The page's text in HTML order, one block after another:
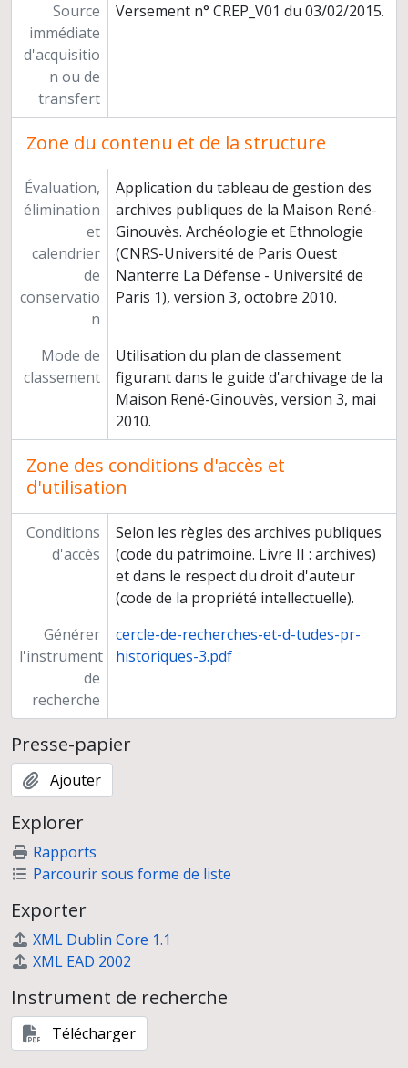
Source
immédiate
d'acquisitio
n ou de
transfert
Versement n° CREP_V01 du 03/02/2015.
Zone du contenu et de la structure
Évaluation,
élimination
et
calendrier
de
conservatio
n
Application du tableau de gestion des
archives publiques de la Maison René-
Ginouvès. Archéologie et Ethnologie
(CNRS-Université de Paris Ouest
Nanterre La Défense - Université de
Paris 1), version 3, octobre 2010.
Mode de
classement
Utilisation du plan de classement
figurant dans le guide d'archivage de la
Maison René-Ginouvès, version 3, mai
2010.
Zone des conditions d'accès et
d'utilisation
Conditions
d'accès
Selon les règles des archives publiques
(code du patrimoine. Livre II : archives)
et dans le respect du droit d'auteur
(code de la propriété intellectuelle).
Générer
l'instrument
de
recherche
cercle-de-recherches-et-d-tudes-pr-
historiques-3.pdf
Presse-papier
Ajouter
Explorer
Rapports
Parcourir sous forme de liste
Exporter
XML Dublin Core 1.1
XML EAD 2002
Instrument de recherche
Télécharger